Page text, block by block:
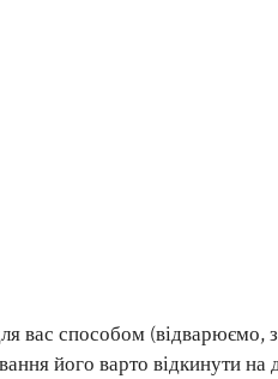
вас способом (відварюємо,
його варто відкинути